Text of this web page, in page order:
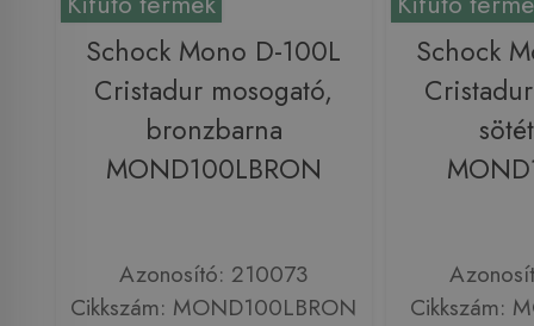
Schock Mono D-100L
Cristadur mosogató,
bronzbarna
MOND100LBRON
Azonosító: 210073
Cikkszám: MOND100LBRON
Schock
Cikkszám: